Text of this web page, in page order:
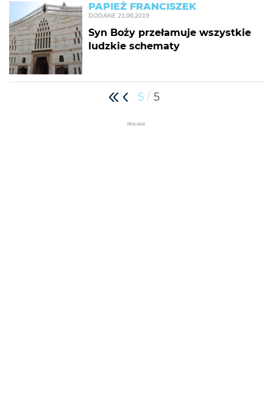
PAPIEŻ FRANCISZEK
DODANE 21.06.2019
Syn Boży przełamuje wszystkie
ludzkie schematy
5 / 5
REKLAMA